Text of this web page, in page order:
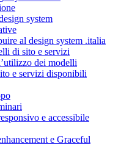
system
al design system .italia
di sito e servizi
dei modelli
e servizi disponibili
e accessibile
e Graceful